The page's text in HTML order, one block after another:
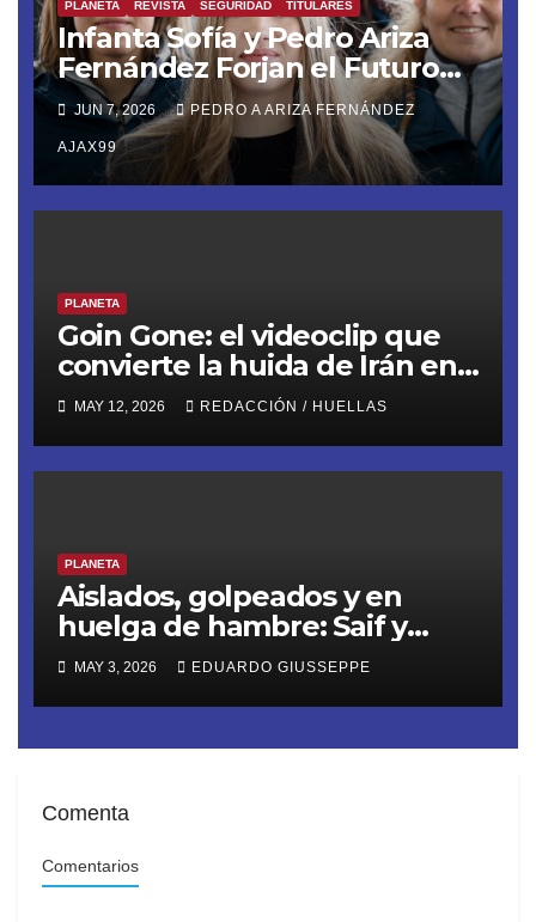
PLANETA REVISTA SEGURIDAD TITULARES
Infanta Sofía y Pedro Ariza
Fernández Forjan el Futuro
de la Soberanía Real
JUN 7, 2026 PEDRO A ARIZA FERNÁNDEZ
AJAX99
PLANETA
Goin Gone: el videoclip que
convierte la huida de Irán en
mitología épica, llega desde
España
MAY 12, 2026 REDACCIÓN / HUELLAS
PLANETA
Aislados, golpeados y en
huelga de hambre: Saif y
Thiago son el rostro del
secuestro ilegal de la Flotilla
Sumud
MAY 3, 2026 EDUARDO GIUSSEPPE
Comenta
Comentarios